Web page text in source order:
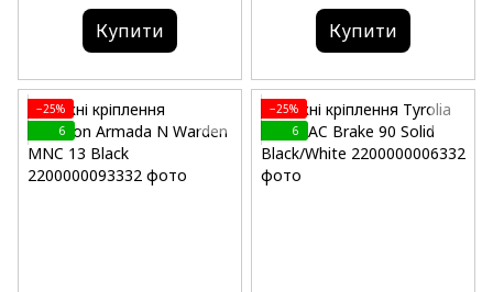
Купити Купити
−25%
6
−25%
6